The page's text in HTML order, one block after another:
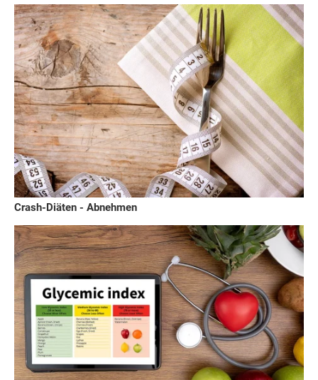
Crash-Diäten - Abnehmen